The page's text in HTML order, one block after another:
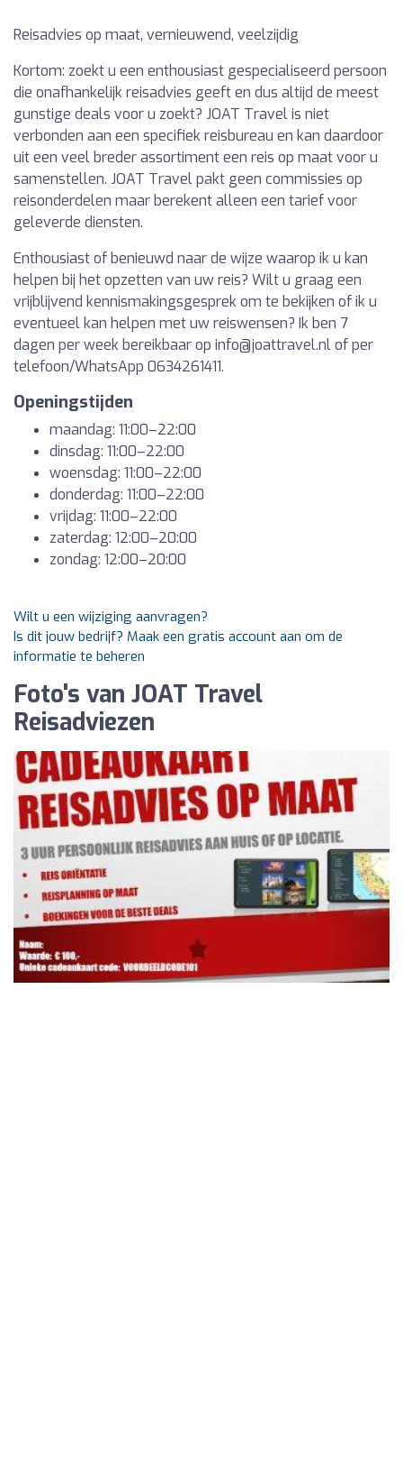
Reisadvies op maat, vernieuwend, veelzijdig
Kortom: zoekt u een enthousiast gespecialiseerd persoon
die onafhankelijk reisadvies geeft en dus altijd de meest
gunstige deals voor u zoekt? JOAT Travel is niet
verbonden aan een specifiek reisbureau en kan daardoor
uit een veel breder assortiment een reis op maat voor u
samenstellen. JOAT Travel pakt geen commissies op
reisonderdelen maar berekent alleen een tarief voor
geleverde diensten.
Enthousiast of benieuwd naar de wijze waarop ik u kan
helpen bij het opzetten van uw reis? Wilt u graag een
vrijblijvend kennismakingsgesprek om te bekijken of ik u
eventueel kan helpen met uw reiswensen? Ik ben 7
dagen per week bereikbaar op info@joattravel.nlof per
telefoon/WhatsApp 0634261411.
Openingstijden
maandag: 11:00–22:00
dinsdag: 11:00–22:00
woensdag: 11:00–22:00
donderdag: 11:00–22:00
vrijdag: 11:00–22:00
zaterdag: 12:00–20:00
zondag: 12:00–20:00
Wilt u een wijziging aanvragen?
Is dit jouw bedrijf? Maak een gratis account aan om de
informatie te beheren
Foto's van JOAT Travel
Reisadviezen